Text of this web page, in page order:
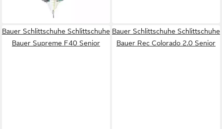
Bauer Schlittschuhe Schlittschuhe
Bauer Supreme F40 Senior
Bauer Schlittschuhe Schlittschuhe
Bauer Rec Colorado 2.0 Senior